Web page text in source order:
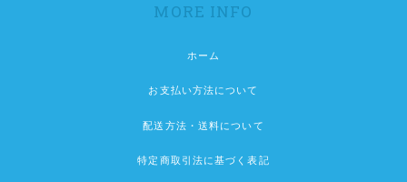
MORE INFO
ホーム
お支払い方法について
配送方法・送料について
特定商取引法に基づく表記